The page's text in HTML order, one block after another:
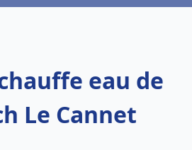
eau de
Le Cannet